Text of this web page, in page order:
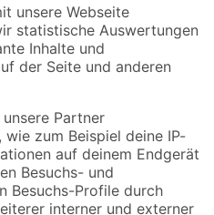
Versandarten